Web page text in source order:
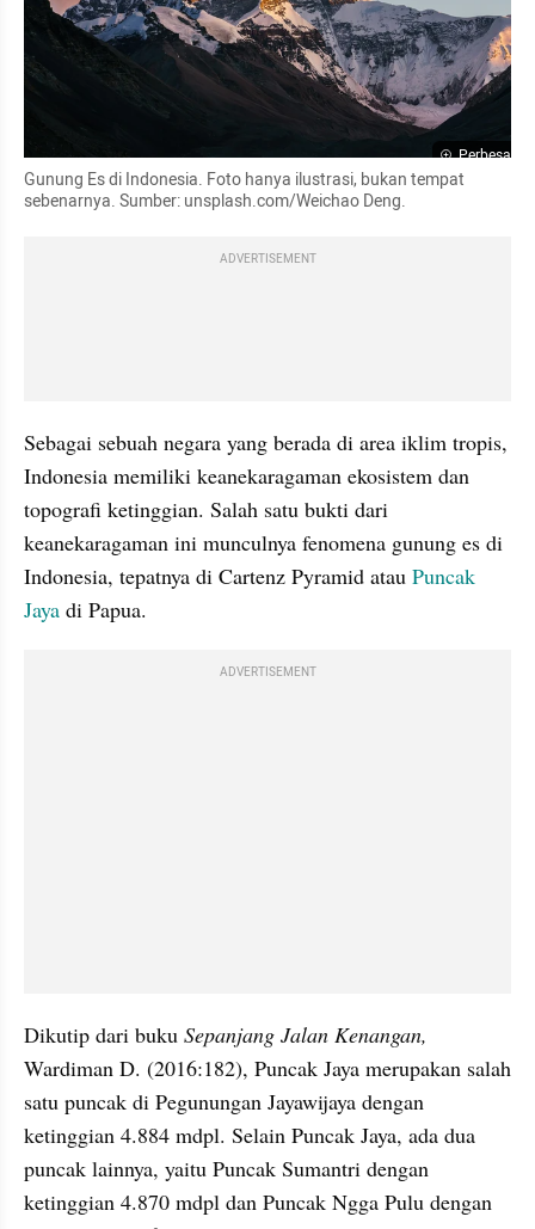
Perbesar
Gunung Es di Indonesia. Foto hanya ilustrasi, bukan tempat
sebenarnya. Sumber: unsplash.com/Weichao Deng.
ADVERTISEMENT
Sebagai sebuah negara yang berada di area iklim tropis,
Indonesia memiliki keanekaragaman ekosistem dan
topografi ketinggian. Salah satu bukti dari
keanekaragaman ini munculnya fenomena gunung es di
Indonesia, tepatnya di Cartenz Pyramid atau Puncak
Jaya di Papua.
ADVERTISEMENT
Dikutip dari buku Sepanjang Jalan Kenangan,
Wardiman D. (2016:182), Puncak Jaya merupakan salah
satu puncak di Pegunungan Jayawijaya dengan
ketinggian 4.884 mdpl. Selain Puncak Jaya, ada dua
puncak lainnya, yaitu Puncak Sumantri dengan
ketinggian 4.870 mdpl dan Puncak Ngga Pulu dengan